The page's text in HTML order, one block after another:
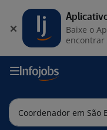
Baixe o
encontrar